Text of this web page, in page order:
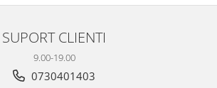
SUPORT CLIENTI
9.00-19.00
0730401403